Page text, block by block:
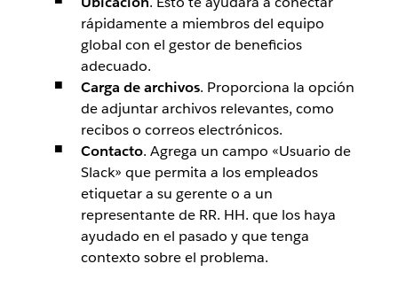
rápidamente a miembros del equipo
global con el gestor de beneficios
adecuado.
Carga de archivos. Proporciona la opción
de adjuntar archivos relevantes, como
recibos o correos electrónicos.
Contacto. Agrega un campo «Usuario de
Slack» que permita a los empleados
etiquetar a su gerente o a un
representante de RR. HH. que los haya
ayudado en el pasado y que tenga
contexto sobre el problema.